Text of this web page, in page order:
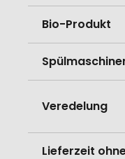
Bio-Produkt
Veredelung
Lieferzeit